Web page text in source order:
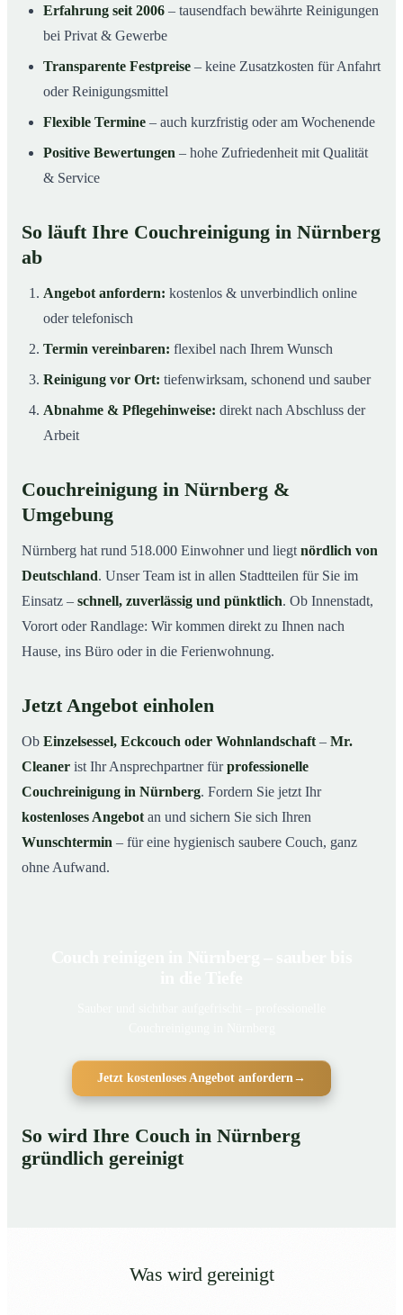
Erfahrung seit 2006 – tausendfach bewährte Reinigungen
bei Privat & Gewerbe
Transparente Festpreise – keine Zusatzkosten für Anfahrt
oder Reinigungsmittel
Flexible Termine – auch kurzfristig oder am Wochenende
Positive Bewertungen – hohe Zufriedenheit mit Qualität
& Service
So läuft Ihre Couchreinigung in Nürnberg
ab
Angebot anfordern: kostenlos & unverbindlich online
oder telefonisch
Termin vereinbaren: flexibel nach Ihrem Wunsch
Reinigung vor Ort: tiefenwirksam, schonend und sauber
Abnahme & Pflegehinweise: direkt nach Abschluss der
Arbeit
Couchreinigung in Nürnberg &
Umgebung
Nürnberg hat rund 518.000 Einwohner und liegt nördlich von
Deutschland. Unser Team ist in allen Stadtteilen für Sie im
Einsatz – schnell, zuverlässig und pünktlich. Ob Innenstadt,
Vorort oder Randlage: Wir kommen direkt zu Ihnen nach
Hause, ins Büro oder in die Ferienwohnung.
Jetzt Angebot einholen
Ob Einzelsessel, Eckcouch oder Wohnlandschaft – Mr.
Cleaner ist Ihr Ansprechpartner fürprofessionelle
Couchreinigung in Nürnberg. Fordern Sie jetzt Ihr
kostenloses Angebot an und sichern Sie sich Ihren
Wunschtermin – für eine hygienisch saubere Couch, ganz
ohne Aufwand.
Jetzt kostenloses Angebot anfordern →
So wird Ihre Couch in Nürnberg
gründlich gereinigt
Was wird gereinigt